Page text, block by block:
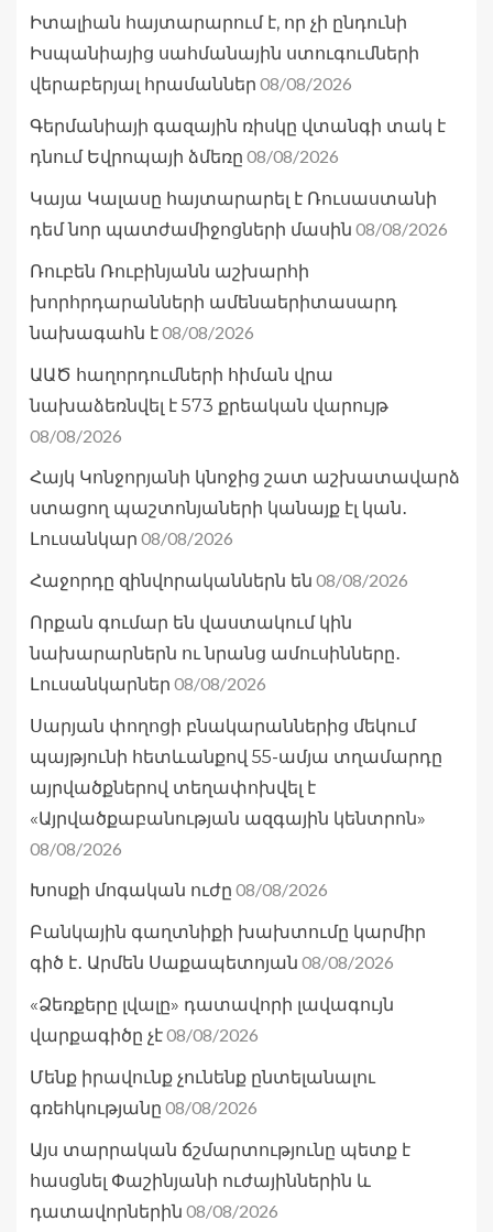
Իտալիան հայտարարում է, որ չի ընդունի
Իսպանիայից սահմանային ստուգումների
վերաբերյալ հրամաններ 08/08/2026
Գերմանիայի գազային ռիսկը վտանգի տակ է
դնում Եվրոպայի ձմեռը 08/08/2026
Կայա Կալասը հայտարարել է Ռուսաստանի
դեմ նոր պատժամիջոցների մասին 08/08/2026
Ռուբեն Ռուբինյանն աշխարհի
խորհրդարանների ամենաերիտասարդ
նախագահն է08/08/2026
ԱԱԾ հաղորդումների հիման վրա
նախաձեռնվել է 573 քրեական վարույթ
08/08/2026
Հայկ Կոնջորյանի կնոջից շատ աշխատավարձ
ստացող պաշտոնյաների կանայք էլ կան․
Լուսանկար 08/08/2026
Հաջորդը զինվորականներն են 08/08/2026
Որքան գումար են վաստակում կին
նախարարներն ու նրանց ամուսինները․
Լուսանկարներ 08/08/2026
Սարյան փողոցի բնակարաններից մեկում
պայթյունի հետևանքով 55-ամյա տղամարդը
այրվածքներով տեղափոխվել է
«Այրվածքաբանության ազգային կենտրոն»
08/08/2026
Խոսքի մոգական ուժը 08/08/2026
Բանկային գաղտնիքի խախտումը կարմիր
գիծ է․ Արմեն Սաքապետոյան 08/08/2026
«Ձեռքերը լվալը» դատավորի լավագույն
վարքագիծը չէ08/08/2026
Մենք իրավունք չունենք ընտելանալու
գռեհկությանը 08/08/2026
Այս տարրական ճշմարտությունը պետք է
հասցնել Փաշինյանի ուժայիններին և
դատավորներին 08/08/2026